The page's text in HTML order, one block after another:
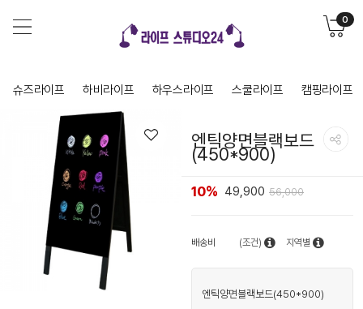
0
슈즈라이프 하비라이프 하우스라이프 스쿨라이프 캠핑라이프
엔틱양면블랙보드
(450*900)
10% 49,900 56,000
배송비 (조건) 지역별
엔틱양면블랙보드(450*900)